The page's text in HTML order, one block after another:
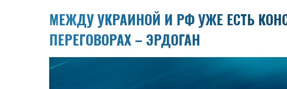
МЕЖДУ УКРАИНОЙ И РФ УЖЕ ЕСТЬ
ПЕРЕГОВОРАХ – ЭРДОГАН